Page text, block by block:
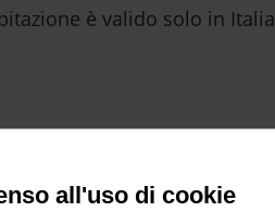
all'uso di cookie
è valido solo in Italia